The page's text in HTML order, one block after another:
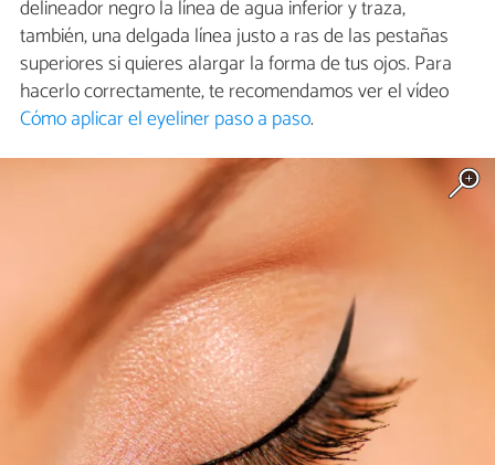
delineador negro la línea de agua inferior y traza,
también, una delgada línea justo a ras de las pestañas
superiores si quieres alargar la forma de tus ojos. Para
hacerlo correctamente, te recomendamos ver el vídeo
Cómo aplicar el eyeliner paso a paso.